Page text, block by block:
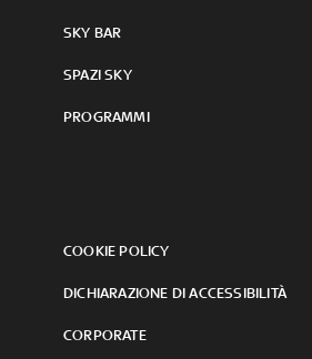
SKY BAR
SPAZI SKY
PROGRAMMI
COOKIE POLICY
DICHIARAZIONE DI ACCESSIBILITÀ
CORPORATE